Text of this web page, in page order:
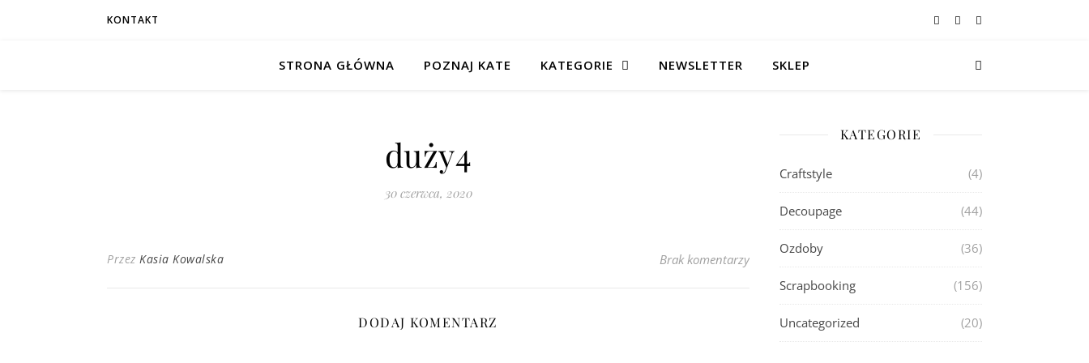
KONTAKT
STRONA GŁÓWNA POZNAJ KATE KATEGORIE NEWSLETTER SKLEP
duży4
30 czerwca, 2020
Przez Kasia Kowalska Brak komentarzy
DODAJ KOMENTARZ
KATEGORIE
Craftstyle (4)
Decoupage (44)
Ozdoby (36)
Scrapbooking (156)
Uncategorized (20)